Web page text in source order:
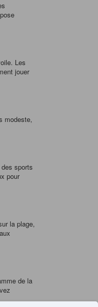
Les
jouer
modeste,
sports
pour
la plage,
de la